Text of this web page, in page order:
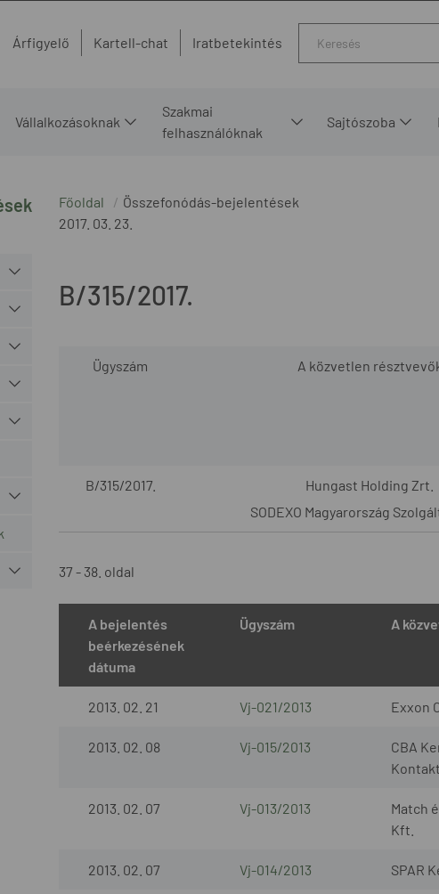
Árfigyelő Kartell-chat Iratbetekintés
Vállalkozásoknak
Szakmai
felhasználóknak
Sajtószoba
Főoldal
Összefonódás-bejelentések
2017. 03. 23.
B/315/2017.
Ügyszám A közvetlen
B/315/2017.
Hungast Holding Zrt.
SODEXO Magyarország
37 - 38. oldal
A bejelentés
beérkezésének
dátuma
Ügyszám A
2013. 02. 21 Vj-021/2013 Exxon
2013. 02. 08 Vj-015/2013
CBA
2013. 02. 07 Vj-013/2013
Match
Kft.
2013. 02. 07 Vj-014/2013 SPAR